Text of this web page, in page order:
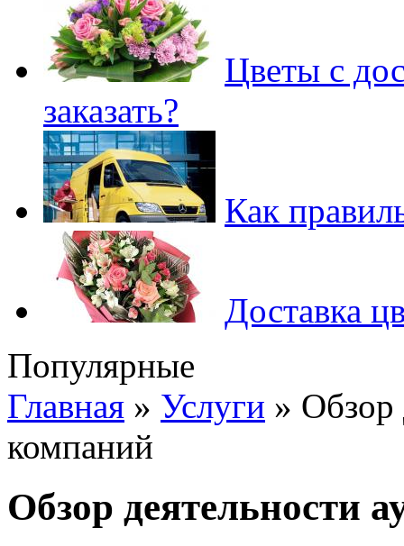
Цветы с
заказать?
Как
Доставка
Популярные
Главная » Услуги » Обзор
компаний
Обзор деятельности